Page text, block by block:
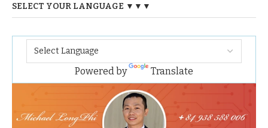
SELECT YOUR LANGUAGE ▼▼▼
Powered by Translate